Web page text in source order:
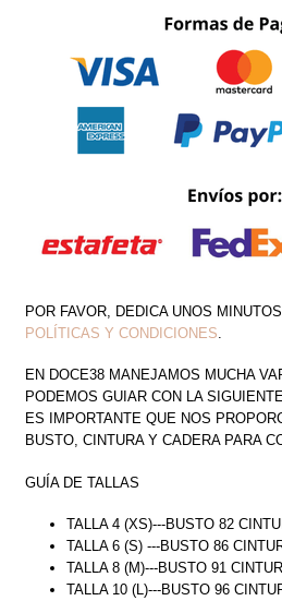
PIERNA
DETALLE
FLORES
CANTIDAD
POR FAVOR, DEDICA UNOS
POLÍTICAS Y CONDICIONES.
EN DOCE38 MANEJAMOS MUCHA
PODEMOS GUIAR CON LA
ES IMPORTANTE QUE NOS
BUSTO, CINTURA Y CADERA PARA
GUÍA DE TALLAS
TALLA 4 (XS)---BUSTO 82
TALLA 6 (S) ---BUSTO 86
TALLA 8 (M)---BUSTO 91
TALLA 10 (L)---BUSTO 96